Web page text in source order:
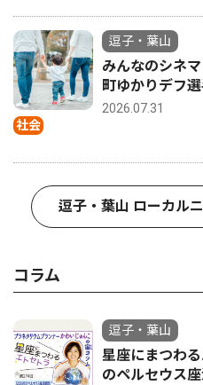
社会
逗子・葉山
みんなのシネ
町ゆかりデフ
2026.07.31
逗子・葉山 ローカル
コラム
逗子・葉山
星座にまつわ
のペルセウス座